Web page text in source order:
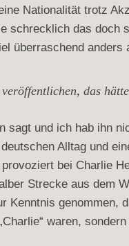
Nationalität trotz
schrecklich das
überraschend anders
das
sagt und ich hab ihn
Alltag und
bei Charlie
Strecke aus dem
Kenntnis
waren,